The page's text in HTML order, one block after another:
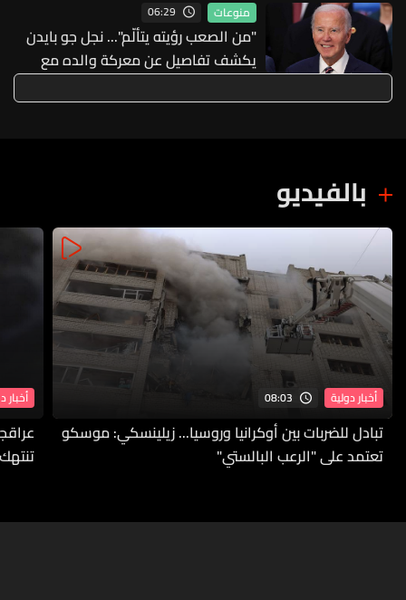
منوعات 06:29
"من الصعب رؤيته يتألّم"... نجل جو بايدن
يكشف تفاصيل عن معركة والده مع
السرطان
بالفيديو
أخبار دولية 08:03
تبادل للضربات بين أوكرانيا وروسيا... زيلينسكي: موسكو
تعتمد على "الرعب البالستي"
أخبار